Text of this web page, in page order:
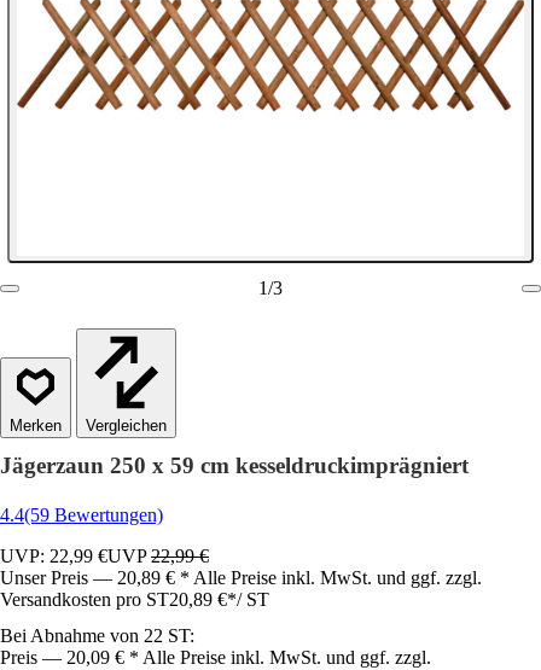
1/3
Vergleichen
Jägerzaun 250 x 59 cm kesseldruckimprägniert
4.4(59 Bewertungen)
UVP: 22,99 €UVP22,99 €
Unser Preis — 20,89 € * Alle Preise inkl. MwSt. und ggf. zzgl.
Versandkosten pro ST20,89 €*/ ST
Bei Abnahme von 22 ST:
Preis — 20,09 € * Alle Preise inkl. MwSt. und ggf. zzgl.